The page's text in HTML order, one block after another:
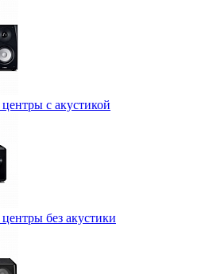
с акустикой
без акустики